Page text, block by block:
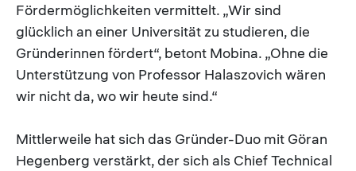
Fördermöglichkeiten vermittelt. „Wir sind
glücklich an einer Universität zu studieren, die
Gründerinnen fördert“, betont Mobina. „Ohne die
Unterstützung von Professor Halaszovich wären
wir nicht da, wo wir heute sind.“
Mittlerweile hat sich das Gründer-Duo mit Göran
Hegenberg verstärkt, der sich als Chief Technical